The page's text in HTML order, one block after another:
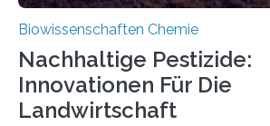
Biowissenschaften Chemie
Nachhaltige Pestizide:
Innovationen Für Die
Landwirtschaft